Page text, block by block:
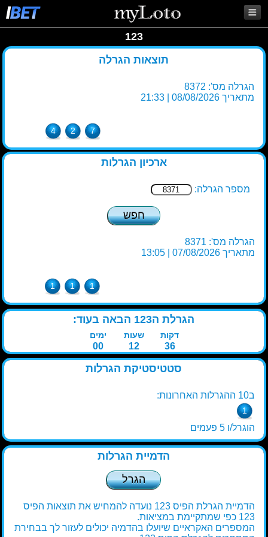
123
תוצאות הגרלה
הגרלה מס': 8372
מתאריך 08/08/2026 | 21:33
4 2 7
ארכיון הגרלות
מספר הגרלה:
חפש
הגרלה מס': 8371
מתאריך 07/08/2026 | 13:05
1 1 1
הגרלת ה123 הבאה בעוד:
ימים שעות דקות
00 12 36
סטטיסטיקת הגרלות
ב10 ההגרלות האחרונות:
1
הוגרל/ו 5 פעמים
הדמיית הגרלות
הגרל
הדמיית הגרלת הפיס 123 נועדה להמחיש את תוצאות הפיס
123 כפי שמתקיימת במציאות.
המספרים האקראיים שיועלו בהדמיה יכולים לעזור לך בבחירת